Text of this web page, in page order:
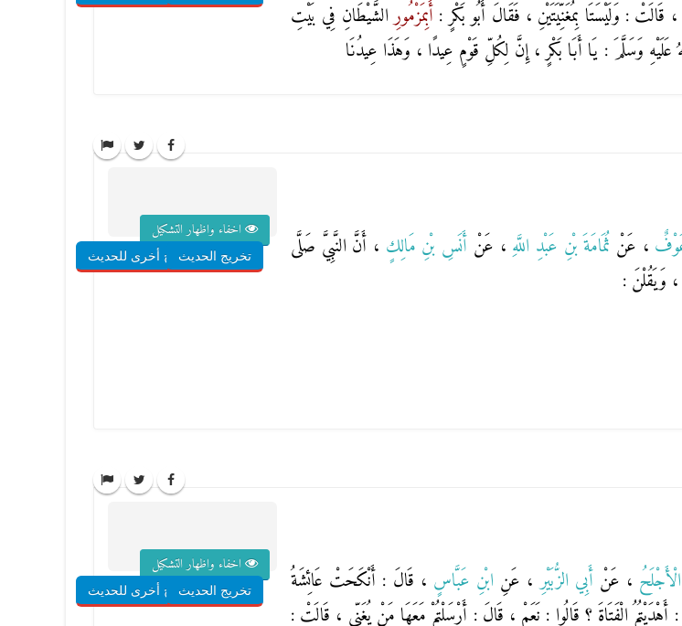
، قَالَتْ : وَلَيْسَتَا بِمُغَنِّيَتَيْنِ ، فَقَالَ أَبُو بَكْرٍ : أَبِمَزْمُورِالشَّيْطَانِ فِي بَيْتِ
عَلَيْهِ وَسَلَّمَ : يَا أَبَا بَكْرٍ ، إِنَّ لِكُلِّ قَوْمٍ عِيدًا ، وَهَذَا عِيدُنَا
، عَنْ ثُمَامَةَ بْنِ عَبْدِ اللَّهِ ، عَنْ أَنَسِ بْنِ مَالِكٍ ، أَنَّ النَّبِيَّ صَلَّى
وَيَقُلْنَ :
اخفاء واظهار التشكيل
تخريج الحديثشروح أخرى للحديث
الْأَجْلَحُ ، عَنْ أَبِي الزُّبَيْرِ ، عَنِ ابْنِ عَبَّاسٍ ، قَالَ : أَنْكَحَتْ عَائِشَةُ
الْفَتَاةَ ؟ قَالُوا : نَعَمْ ، قَالَ : أَرْسَلْتُمْ مَعَهَا مَنْ يُغَنِّي ، قَالَتْ :
اخفاء واظهار التشكيل
تخريج الحديثشروح أخرى للحديث